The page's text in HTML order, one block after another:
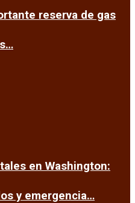
reserva de gas
en Washington:
y emergencia…